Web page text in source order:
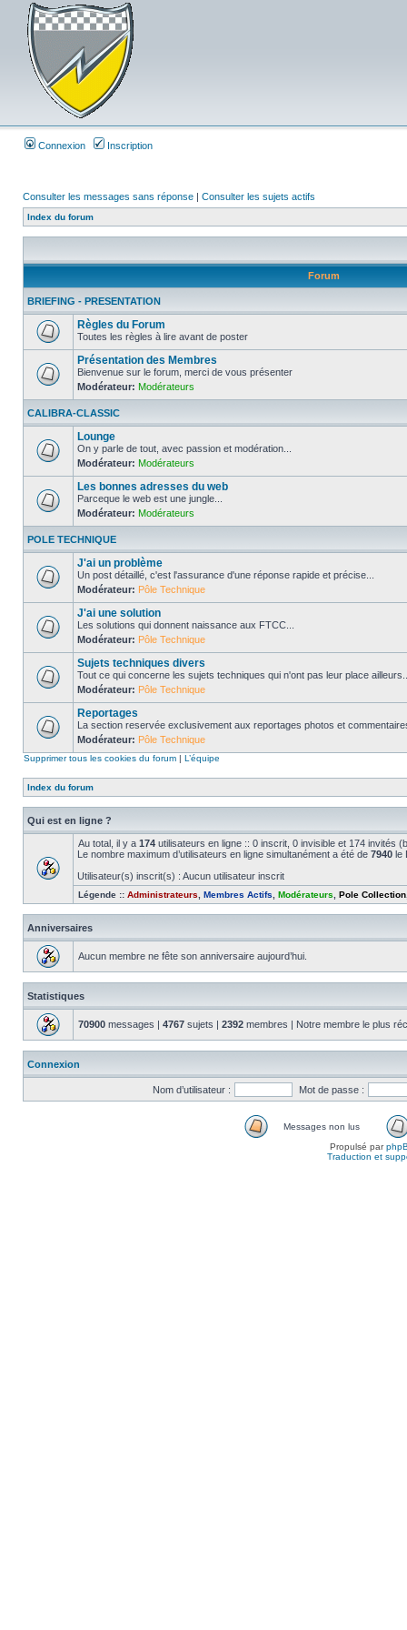
Connexion Inscription
Consulter les messages sans réponse | Consulter les sujets actifs
Index du forum
Forum
BRIEFING - PRESENTATION
Règles du Forum
Toutes les règles à lire avant de poster
Présentation des Membres
Bienvenue sur le forum, merci de vous présenter
Modérateur: Modérateurs
CALIBRA-CLASSIC
Lounge
On y parle de tout, avec passion et modération...
Modérateur: Modérateurs
Les bonnes adresses du web
Parceque le web est une jungle...
Modérateur: Modérateurs
POLE TECHNIQUE
J'ai un problème
Un post détaillé, c'est l'assurance d'une réponse rapide et précise...
Modérateur: Pôle Technique
J'ai une solution
Les solutions qui donnent naissance aux FTCC...
Modérateur: Pôle Technique
Sujets techniques divers
Tout ce qui concerne les sujets techniques qui n'ont pas leur place
Modérateur: Pôle Technique
Reportages
La section reservée exclusivement aux reportages photos et
Modérateur: Pôle Technique
Supprimer tous les cookies du forum | L’équipe
Index du forum
Qui est en ligne ?
Au total, il y a 174 utilisateurs en ligne :: 0 inscrit, 0 invisible et 174 invités
Le nombre maximum d’utilisateurs en ligne simultanément a été de 7940 le
Utilisateur(s) inscrit(s) : Aucun utilisateur inscrit
Légende :: Administrateurs Membres Actifs Modérateurs Pole Collection
Anniversaires
Aucun membre ne fête son anniversaire aujourd’hui.
Statistiques
70900 messages | 4767 sujets | 2392 membres | Notre membre le plus
Connexion
Nom d’utilisateur : Mot de passe :
Messages non lus
Propulsé par
Traduction et